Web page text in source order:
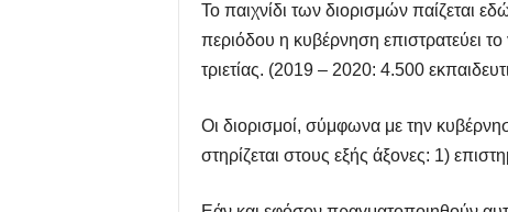
Το παιχνίδι των διορισμών παίζεται
περιόδου η κυβέρνηση επιστρατεύει
τριετίας. (2019 – 2020: 4.500
Οι διορισμοί, σύμφωνα με την
στηρίζεται στους εξής άξονες: 1)